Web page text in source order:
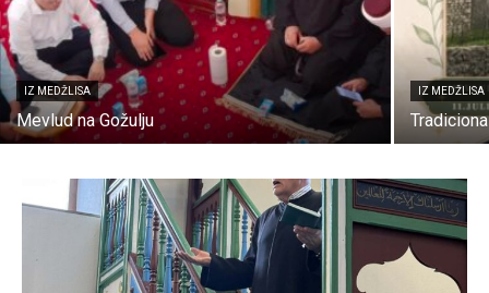
IZ MEDŽLISA
Mevlud na Gožulju
IZ MEDŽLISA